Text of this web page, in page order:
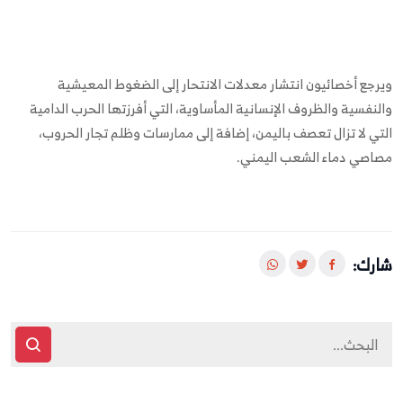
ويرجع أخصائيون انتشار معدلات الانتحار إلى الضغوط المعيشية
والنفسية والظروف الإنسانية المأساوية، التي أفرزتها الحرب الدامية
التي لا تزال تعصف باليمن، إضافة إلى ممارسات وظلم تجار الحروب،
مصاصي دماء الشعب اليمني.
شارك: